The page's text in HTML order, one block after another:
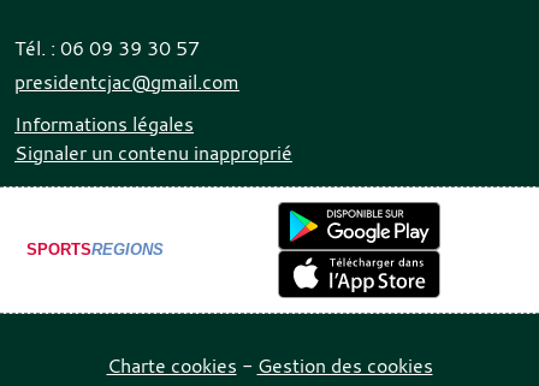
Tél. : 06 09 39 30 57
presidentcjac@gmail.com
Informations légales
Signaler un contenu inapproprié
SPORTSREGIONS
Charte cookies Gestion des cookies